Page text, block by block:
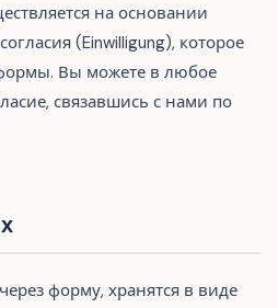
на основании
(Einwilligung), которое
Вы можете в любое
связавшись с нами по
форму, хранятся в виде